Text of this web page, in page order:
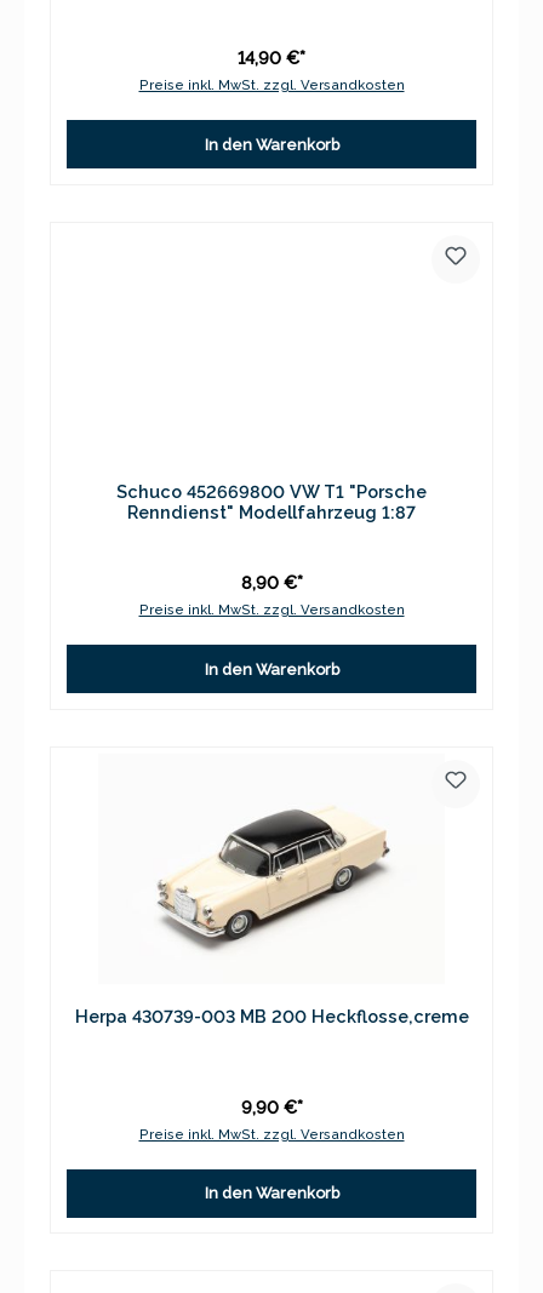
14,90 €*
Preise inkl. MwSt. zzgl. Versandkosten
In den Warenkorb
Schuco 452669800 VW T1 "Porsche
Renndienst" Modellfahrzeug 1:87
8,90 €*
Preise inkl. MwSt. zzgl. Versandkosten
In den Warenkorb
Herpa 430739-003 MB 200 Heckflosse,creme
9,90 €*
Preise inkl. MwSt. zzgl. Versandkosten
In den Warenkorb